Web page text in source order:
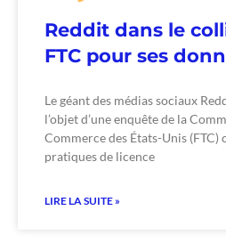
Reddit dans le
FTC pour ses
Le géant des médias sociaux
l’objet d’une enquête de la
Commerce des États-Unis (FTC)
pratiques de licence
LIRE LA SUITE »